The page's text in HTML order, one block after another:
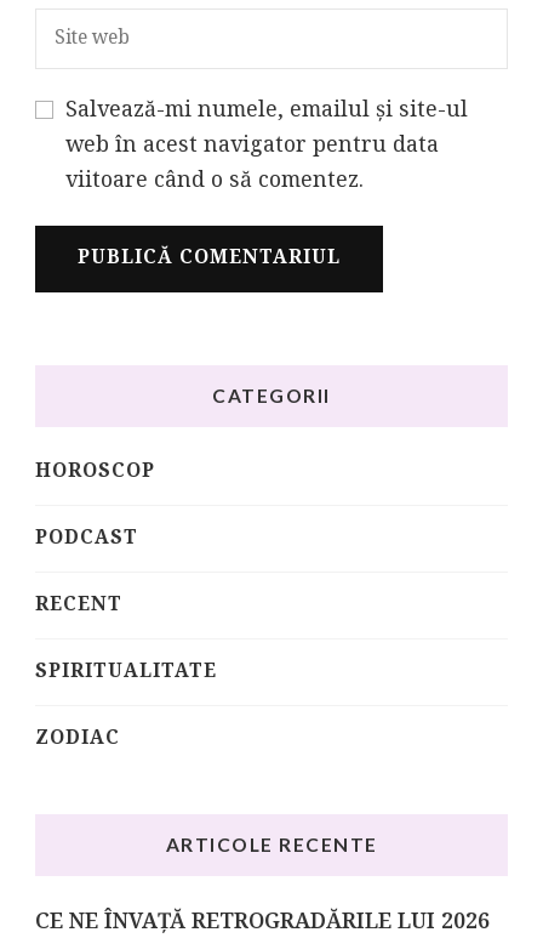
Salvează-mi numele, emailul și site-ul
web în acest navigator pentru data
viitoare când o să comentez.
CATEGORII
HOROSCOP
PODCAST
RECENT
SPIRITUALITATE
ZODIAC
ARTICOLE RECENTE
CE NE ÎNVAȚĂ RETROGRADĂRILE LUI 2026